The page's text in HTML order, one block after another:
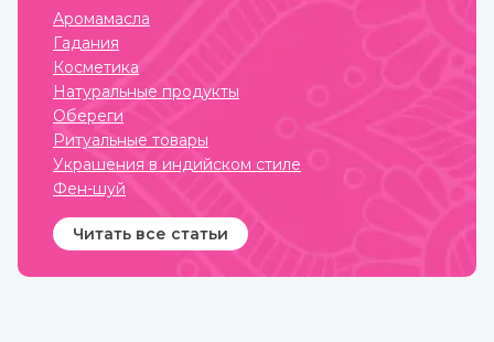
разрушаются, а вот аромат
может и поменяться.
Купите различные
натуральные гидролаты в
интернет-магазине
ИндоКитай с доставкой по
России.
Аромамасла
Гадания
Косметика
Натуральные продукты
Обереги
Ритуальные товары
Украшения в индийском стиле
Фен-шуй
Читать все статьи